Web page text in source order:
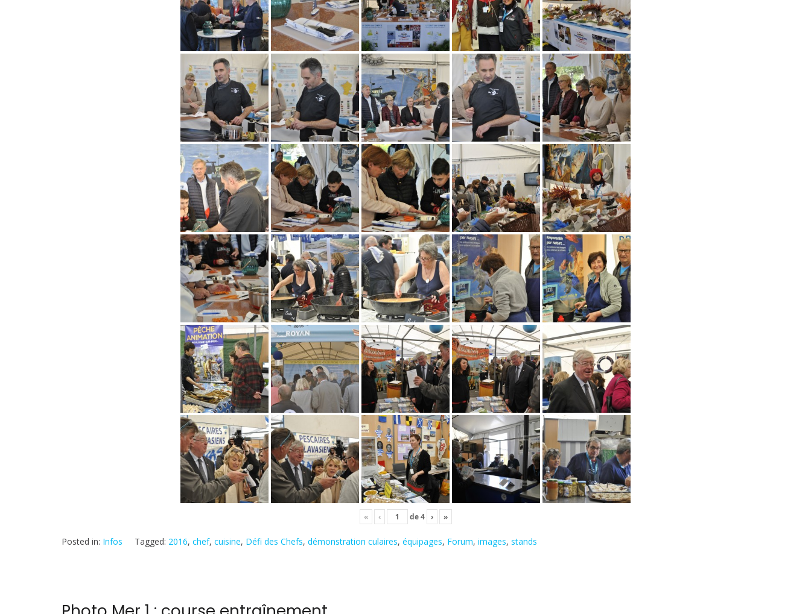
« ‹ de4 › »
Posted in: Infos Tagged: 2016, chef, cuisine, Défi des Chefs, démonstration culaires, équipages, Forum, images, stands